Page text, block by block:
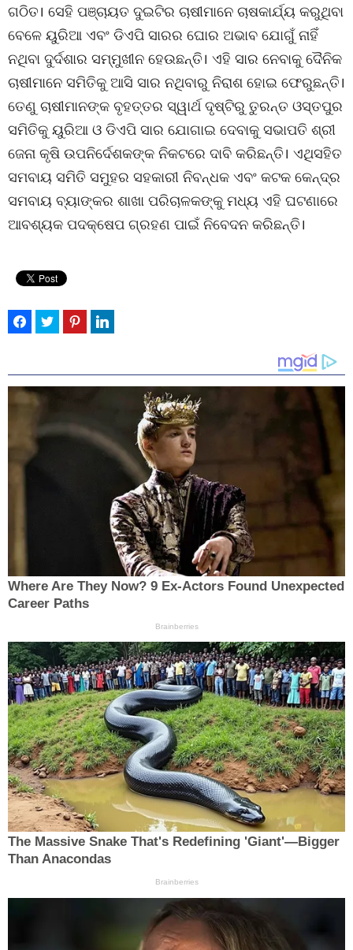
ଗଠିତ। ସେହି ପଞ୍ଚାୟତ ଦୁଇଟିର ଚାଷୀମାନେ ଚାଷକାର୍ଯ୍ୟ କରୁଥିବା
ବେଳେ ୟୁରିଆ ଏବଂ ଡିଏପି ସାରର ଘୋର ଅଭାବ ଯୋଗୁଁ ନାହିଁ
ନଥିବା ଦୁର୍ଦଶାର ସମ୍ମୁଖୀନ ହେଉଛନ୍ତି। ଏହି ସାର ନେବାକୁ ଦୈନିକ
ଚାଷୀମାନେ ସମିତିକୁ ଆସି ସାର ନଥିବାରୁ ନିରାଶ ହୋଇ ଫେରୁଛନ୍ତି।
ତେଣୁ ଚାଷୀମାନଙ୍କ ବୃହତ୍ତର ସ୍ୱାର୍ଥ ଦୃଷ୍ଟିରୁ ତୁରନ୍ତ ଓସ୍ତପୁର
ସମିତିକୁ ୟୁରିଆ ଓ ଡିଏପି ସାର ଯୋଗାଇ ଦେବାକୁ ସଭାପତି ଶ୍ରୀ
ଜେନା କୃଷି ଉପନିର୍ଦେଶକଙ୍କ ନିକଟରେ ଦାବି କରିଛନ୍ତି। ଏଥିସହିତ
ସମବାୟ ସମିତି ସମୁହର ସହକାରୀ ନିବନ୍ଧକ ଏବଂ କଟକ କେନ୍ଦ୍ର
ସମବାୟ ବ୍ୟାଙ୍କର ଶାଖା ପରିଚାଳକଙ୍କୁ ମଧ୍ୟ ଏହି ଘଟଣାରେ
ଆବଶ୍ୟକ ପଦକ୍ଷେପ ଗ୍ରହଣ ପାଇଁ ନିବେଦନ କରିଛନ୍ତି।